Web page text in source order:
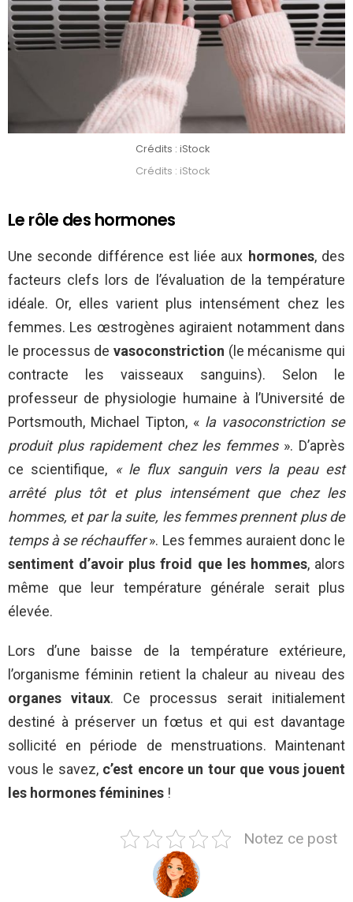
Crédits : iStock
Crédits : iStock
Le rôle des hormones
Une seconde différence est liée aux hormones, des
facteurs clefs lors de l’évaluation de la température
idéale. Or, elles varient plus intensément chez les
femmes. Les œstrogènes agiraient notamment dans
le processus de vasoconstriction (le mécanisme qui
contracte les vaisseaux sanguins). Selon le
professeur de physiologie humaine à l’Université de
Portsmouth, Michael Tipton, « la vasoconstriction se
produit plus rapidement chez les femmes». D’après
ce scientifique, « le flux sanguin vers la peau est
arrêté plus tôt et plus intensément que chez les
hommes, et par la suite, les femmes prennent plus de
temps à se réchauffer». Les femmes auraient donc le
sentiment d’avoir plus froid que les hommes, alors
même que leur température générale serait plus
élevée.
Lors d’une baisse de la température extérieure,
l’organisme féminin retient la chaleur au niveau des
organes vitaux. Ce processus serait initialement
destiné à préserver un fœtus et qui est davantage
sollicité en période de menstruations. Maintenant
vous le savez, c’est encore un tour que vous jouent
les hormones féminines !
Notez ce post